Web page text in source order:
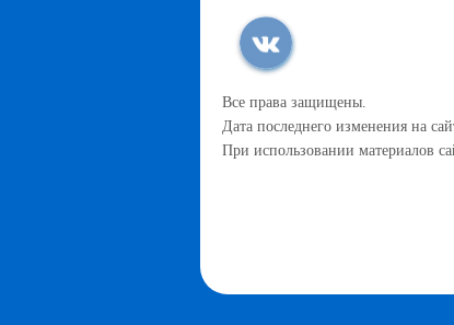
Все права защищены.
Дата последнего изменения на
При использовании материалов